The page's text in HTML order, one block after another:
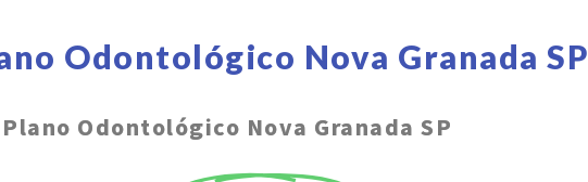
Odontológico Nova Granada SP
Odontológico Nova Granada SP